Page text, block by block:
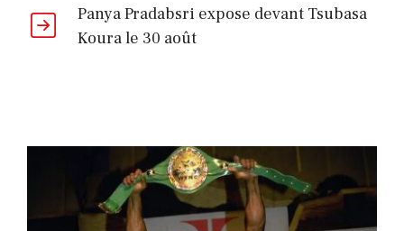
Panya Pradabsri expose devant Tsubasa
Koura le 30 août